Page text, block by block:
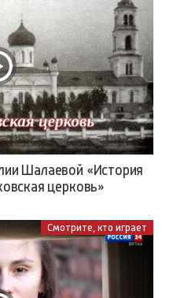
Шалаевой «История
церковь»
Смотрите, кто играет